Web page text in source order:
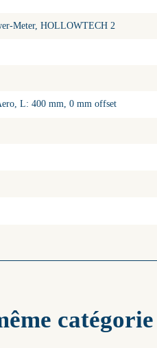
Meter, HOLLOWTECH 2
L: 400 mm, 0 mm offset
catégorie